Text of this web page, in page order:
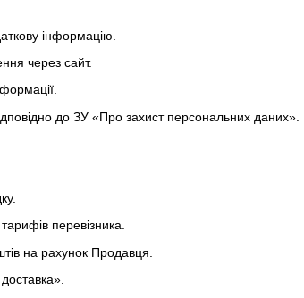
інформацію.
через сайт.
до ЗУ «Про захист персональних даних».
перевізника.
на рахунок Продавця.